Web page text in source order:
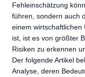
Fehleinschätzung
führen, sondern auch
einem
ist, ist es von größter
Risiken zu erkennen
Der folgende Artikel
Analyse, deren